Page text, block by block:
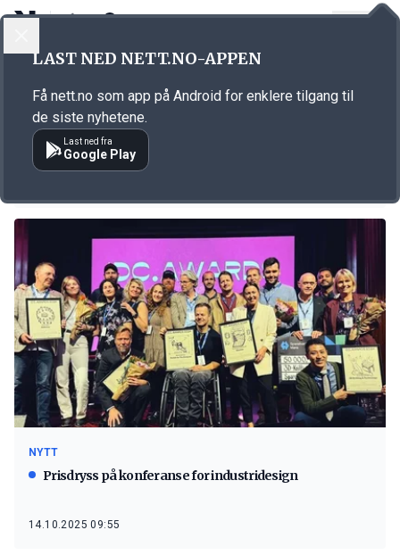
Emne: Momentium
KORT FORTALT
Momentium med to nye selskap
NYTT
Prisdryss på konferanse for industridesign
14.10.2025 09:55
LAST NED NETT.NO-APPEN
Få nett.no som app på Android for enklere tilgang til
de siste nyhetene.
Last ned fra
Google Play